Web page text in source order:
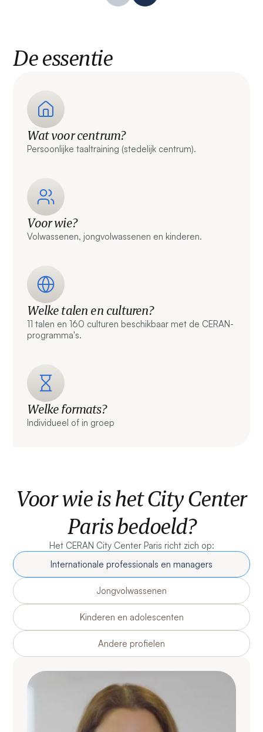
De essentie
Wat voor centrum?
Persoonlijke taaltraining (stedelijk centrum).
Voor wie?
Volwassenen, jongvolwassenen en kinderen.
Welke talen en culturen?
11 talen en 160 culturen beschikbaar met de CERAN-
programma's.
Welke formats?
Individueel of in groep
Voor wie is het City Center
Paris bedoeld?
Het CERAN City Center Paris richt zich op:
Internationale professionals en managers
Jongvolwassenen
Kinderen en adolescenten
Andere profielen